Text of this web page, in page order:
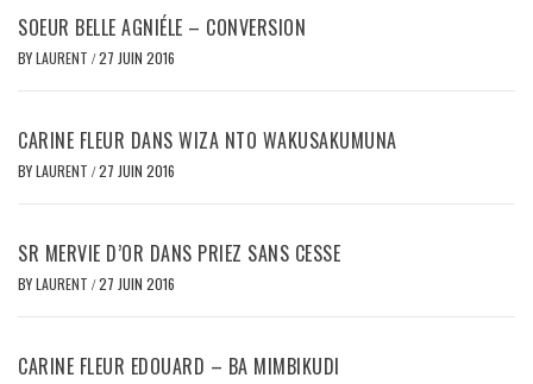
SOEUR BELLE AGNIÉLE – CONVERSION
BYLAURENT /27 JUIN 2016
CARINE FLEUR DANS WIZA NTO WAKUSAKUMUNA
BYLAURENT /27 JUIN 2016
SR MERVIE D’OR DANS PRIEZ SANS CESSE
BYLAURENT /27 JUIN 2016
CARINE FLEUR EDOUARD – BA MIMBIKUDI